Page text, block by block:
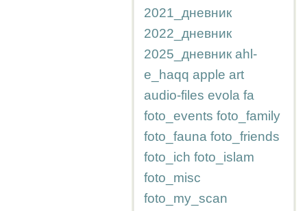
2021_дневник
2022_дневник
2025_дневник ahl-
e_haqq apple art
audio-files evola fa
foto_events foto_family
foto_fauna foto_friends
foto_ich foto_islam
foto_misc
foto_my_scan